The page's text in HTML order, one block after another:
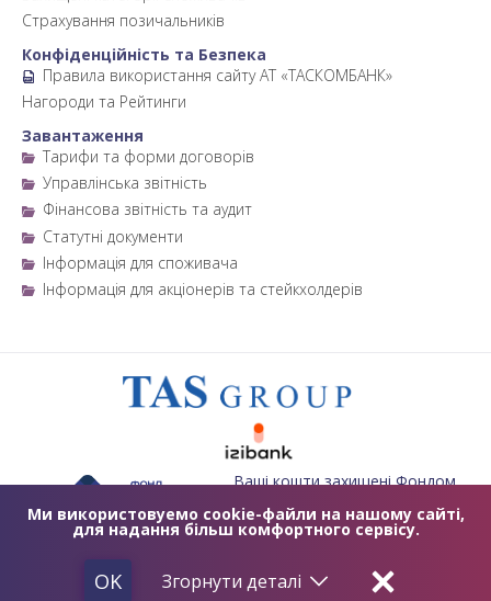
Страхування позичальників
Конфіденційність та Безпека
Правила використання сайту АТ «ТАСКОМБАНК»
Нагороди та Рейтинги
Завантаження
Тарифи та форми договорів
Управлінська звітність
Фінансова звітність та аудит
Статутні документи
Інформація для споживача
Інформація для акціонерів та стейкхолдерів
Ваші кошти захищені Фондом
осіб
ЛІЦЕНЗІЯ НБУ №84 ВІД 25.10.2011
2012 - 2032 © ТАСКОМБАНК
Ми використовуемо cookie-файли на нашому сайті,
для надання більш комфортного сервісу.
OK Згорнути деталі